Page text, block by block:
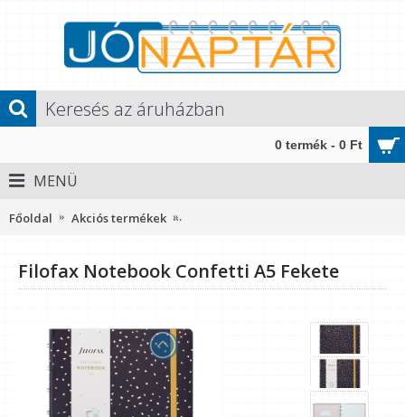
0 termék - 0 Ft
MENÜ
Főoldal Akciós termékek
Filofax Notebook Confetti A5 Fekete